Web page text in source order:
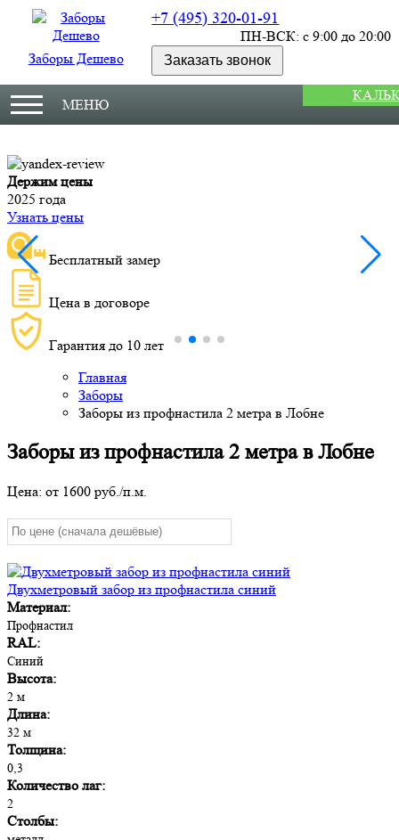
Заборы Дешево
+7 (495) 320-01-91
ПН-ВСК: с 9:00 до 20:00
Заказать звонок
МЕНЮ
Держим цены
2025 года
Узнать цены
Бесплатный замер
Цена в договоре
Гарантия до 10 лет
Главная
Заборы
Заборы из профнастила 2 метра в Лобне
Заборы из профнастила 2 метра в Лобне
Цена: от 1600 руб./п.м.
Двухметровый забор из профнастила синий
Материал:
Профнастил
RAL:
Синий
Высота:
2 м
Длина:
32 м
Толщина:
0,3
Количество лаг:
2
Столбы: